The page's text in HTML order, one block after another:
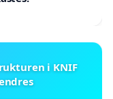
i KNIF